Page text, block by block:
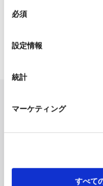
いるので、ご注意くださ
れられない場合、本ウ
必須
設定情報
統計
マーケティング
すべて
日本